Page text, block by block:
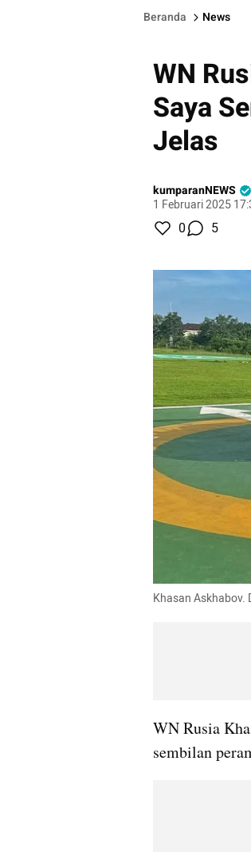
Beranda News
WN
Saya
Jelas
kumparanNEWS
1 Februari 2025
0 5
Khasan Askhabov.
WN Rusia
sembilan